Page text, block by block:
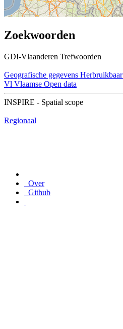
Zoekwoorden
GDI-Vlaanderen Trefwoorden
Geografische gegevens Herbruikbaar
Vl Vlaamse Open data
INSPIRE - Spatial scope
Regionaal
Over
Github